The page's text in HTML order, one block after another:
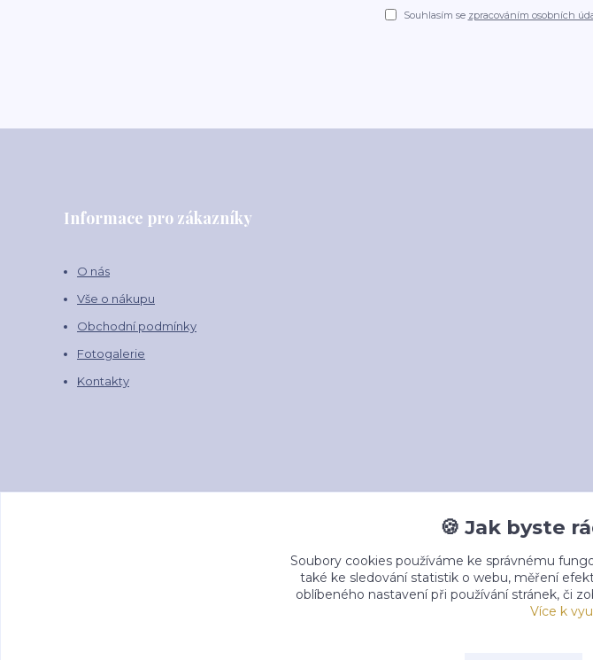
Souhlasím se zpracováním osobních
Informace pro zákazníky
O nás
Vše o nákupu
Obchodní podmínky
Fotogalerie
Kontakty
🍪 Jak byste
Soubory cookies používáme ke správnému
také ke sledování statistik o webu, měření
oblíbeného nastavení při používání stránek, či
Více k